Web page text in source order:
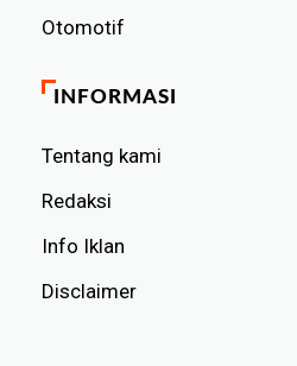
Otomotif
INFORMASI
Tentang kami
Redaksi
Info Iklan
Disclaimer